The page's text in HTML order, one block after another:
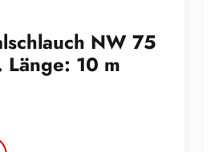
NW 75
Länge: 10 m